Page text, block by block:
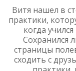
Витя нашел в
практики,
когда
Сохранился
страницы
сходить с